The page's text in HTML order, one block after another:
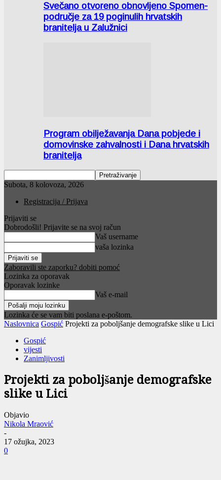
Svečano otvoreno obnovljeno Spomen-
područje za 19 poginulih hrvatskih
branitelja u Zalužnici
Program obilježavanja Dana pobjede i
domovinske zahvalnosti i Dana hrvatskih
branitelja
Subota, 8 kolovoza, 2026
Registracija / Prijava
Prijaviti se
Dobrodošli! Prijavite se na svoj račun
Vaš username
vaša lozinka
Zaboravili ste zaporku? dobiti pomoć
Lozinka za oporavak
Oporavak lozinke
Vaš e-mail
Lozinka će se vam biti poslana e-poštom.
Naslovnica Gospić Projekti za poboljšanje demografske slike u Lici
Gospić
vijesti
Zanimljivosti
Projekti za poboljšanje demografske
slike u Lici
Objavio
Nikola Mraović
-
17 ožujka, 2023
0